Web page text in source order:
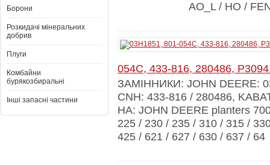
Борони
Розкидачі мінеральних
добрив
Плуги
Комбайни
бурякозбиральні
Інші запасні частини
AO_L / HO /
054C, 433-816, 280486,
ЗАМІННИКИ: JOHN DEERE:
CNH: 433-816 / 280486,
НА: JOHN DEERE planters
225 / 230 / 235 / 310 / 315 /
425 / 621 / 627 / 630 / 637 / 64